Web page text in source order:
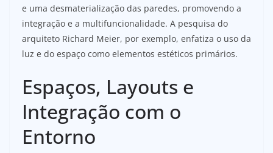
e uma desmaterialização das paredes, promovendo a
integração e a multifuncionalidade. A pesquisa do
arquiteto Richard Meier, por exemplo, enfatiza o uso da
luz e do espaço como elementos estéticos primários.
Espaços, Layouts e
Integração com o
Entorno